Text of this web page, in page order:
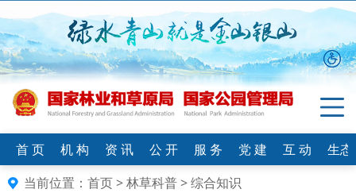
首 页 机 构 资 讯 公 开 服 务 党 建 互 动
生
当前位置： 首页>林草科普>综合知识